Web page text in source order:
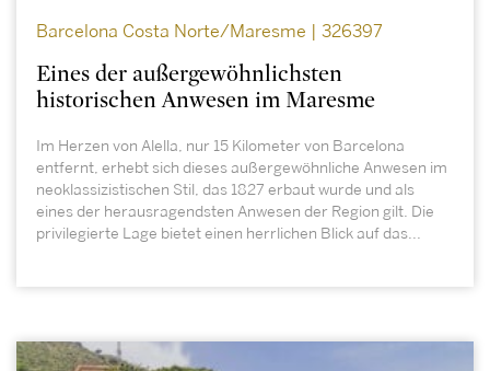
Barcelona Costa Norte/Maresme | 326397
Eines der außergewöhnlichsten
historischen Anwesen im Maresme
Im Herzen von Alella, nur 15 Kilometer von Barcelona
entfernt, erhebt sich dieses außergewöhnliche Anwesen im
neoklassizistischen Stil, das 1827 erbaut wurde und als
eines der herausragendsten Anwesen der Region gilt. Die
privilegierte Lage bietet einen herrlichen Blick auf das...